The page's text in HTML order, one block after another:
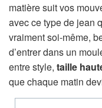
matière suit vos
avec ce type de jean
vraiment soi-même,
d’entrer dans un
entre style, taille
que chaque matin